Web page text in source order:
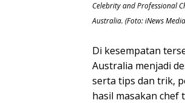
Celebrity and Professional
Australia. (Foto: iNews
Di kesempatan
Australia menjadi
serta tips dan trik,
hasil masakan chef